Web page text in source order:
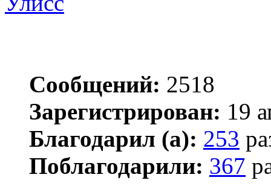
Сообщений: 2518
Зарегистрирован: 19
Благодарил (а): 253
Поблагодарили: 367